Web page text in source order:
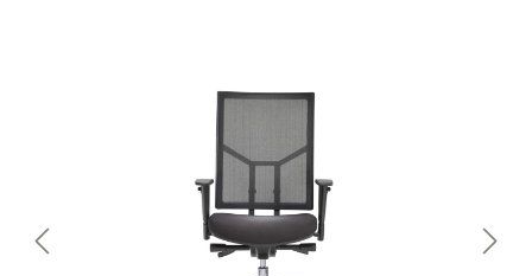
Bildergalerie überspringen